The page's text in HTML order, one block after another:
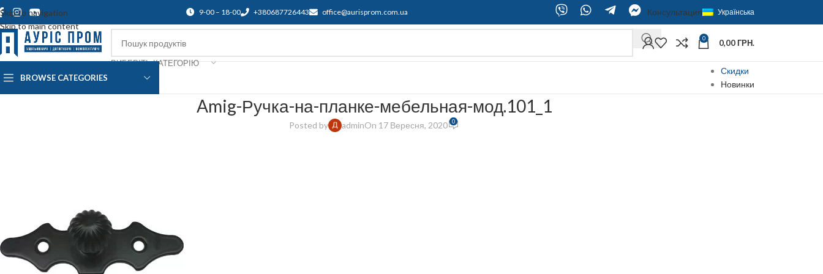
Skip to navigation
Skip to main content
9-00 – 18-00 +380687726443 office@aurisprom.com.ua Консультация Українська
ВИБЕРІТЬ КАТЕГОРІЮ
0 0,00ГРН.
BROWSE CATEGORIES
Скидки
Новинки
Amig-Ручка-на-планке-мебельная-мод.101_1
Posted by adminOn 17 Вересня, 2020 0